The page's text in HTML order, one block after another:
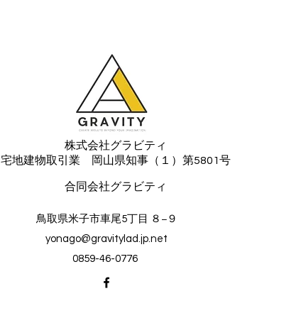
株式会社グラビティ
宅地建物取引業 岡山県知事（１）第5801号
​合同会社グラビティ
鳥取県米子市車尾5丁目 ８−９
yonago@gravitylad.jp.net
0859-46-0776